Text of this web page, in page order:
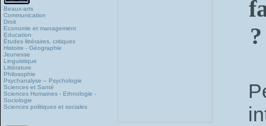
Beaux-arts
Communication
Droit
Economie et management
Education
Études littéraires, critiques
Histoire - Géographie
Jeunesse
Linguistique
Littérature
Philosophie
Psychanalyse – Psychologie
Sciences et Santé
Sciences Humaines - Ethnologie -
Sociologie
Sciences politiques et sociales